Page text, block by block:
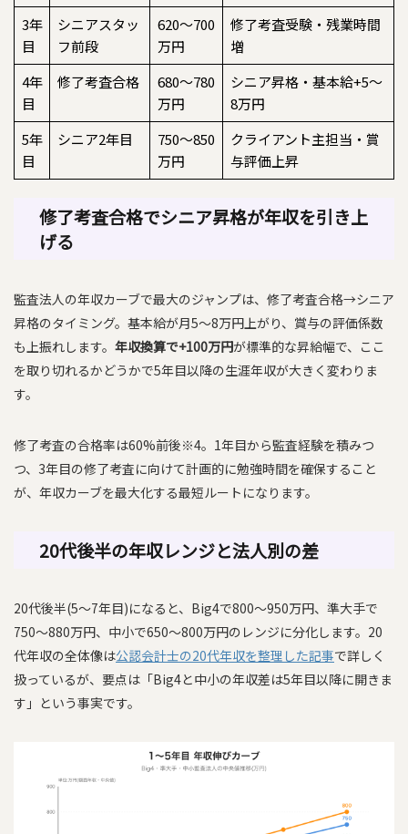
3年
目
シニアスタッ
フ前段
620〜700
万円
修了考査受験・残業時間
増
4年
目
修了考査合格
680〜780
万円
シニア昇格・基本給+5〜
8万円
5年
目
シニア2年目
750〜850
万円
クライアント主担当・賞
与評価上昇
修了考査合格でシニア昇格が年収を引き上
げる
監査法人の年収カーブで最大のジャンプは、修了考査合格→シニア
昇格のタイミング。基本給が月5〜8万円上がり、賞与の評価係数
も上振れします。 年収換算で+100万円が標準的な昇給幅で、ここ
を取り切れるかどうかで5年目以降の生涯年収が大きく変わりま
す。
修了考査の合格率は60%前後※4。1年目から監査経験を積みつ
つ、3年目の修了考査に向けて計画的に勉強時間を確保すること
が、年収カーブを最大化する最短ルートになります。
20代後半の年収レンジと法人別の差
20代後半(5〜7年目)になると、Big4で800〜950万円、準大手で
750〜880万円、中小で650〜800万円のレンジに分化します。20
代年収の全体像は公認会計士の20代年収を整理した記事で詳しく
扱っているが、要点は「Big4と中小の年収差は5年目以降に開きま
す」という事実です。